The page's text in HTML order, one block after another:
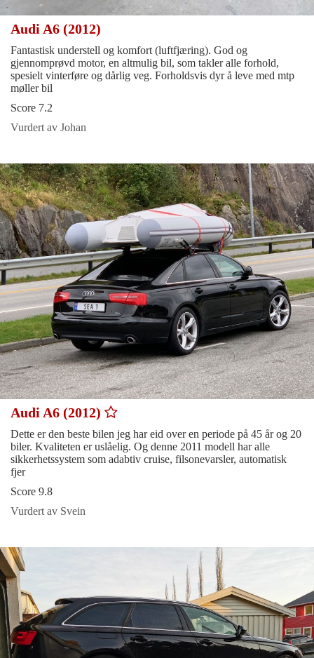
Audi A6 (2012)
Fantastisk understell og komfort (luftfjæring). God og
gjennomprøvd motor, en altmulig bil, som takler alle forhold,
spesielt vinterføre og dårlig veg. Forholdsvis dyr å leve med mtp
møller bil
Score 7.2
Vurdert av Johan
Audi A6 (2012)
Dette er den beste bilen jeg har eid over en periode på 45 år og 20
biler. Kvaliteten er uslåelig. Og denne 2011 modell har alle
sikkerhetssystem som adabtiv cruise, filsonevarsler, automatisk
fjer
Score 9.8
Vurdert av Svein